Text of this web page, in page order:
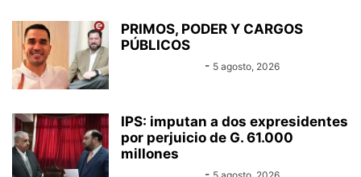
PRIMOS, PODER Y CARGOS
PÚBLICOS
- 5 agosto, 2026
IPS: imputan a dos expresidentes
por perjuicio de G. 61.000
millones
-